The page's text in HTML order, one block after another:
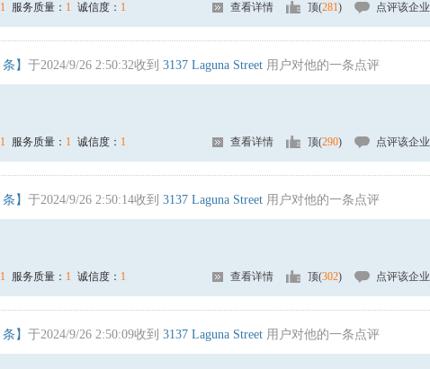
1 服务质量： 1 诚信度： 1 查看详情 顶(281) 点评该企业
条】 于2024/9/26 2:50:32收到 3137 Laguna Street 用户对他的一条点评
1 服务质量： 1 诚信度： 1 查看详情 顶(290) 点评该企业
条】 于2024/9/26 2:50:14收到 3137 Laguna Street 用户对他的一条点评
1 服务质量： 1 诚信度： 1 查看详情 顶(302) 点评该企业
条】 于2024/9/26 2:50:09收到 3137 Laguna Street 用户对他的一条点评